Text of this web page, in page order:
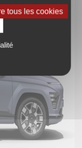
tous les cookies